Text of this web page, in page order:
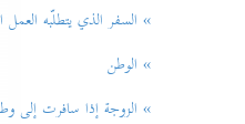
» السفر الذي يتطلّبه العمل
» الوطن
» الزوجة إذا سافرت إلی